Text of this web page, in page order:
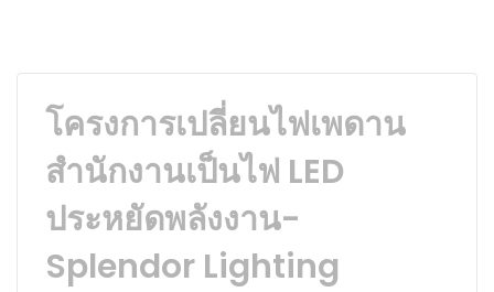
โครงการเปลี่ยนไฟเพดาน
สำนักงานเป็นไฟ LED
ประหยัดพลังงาน-
Splendor Lighting